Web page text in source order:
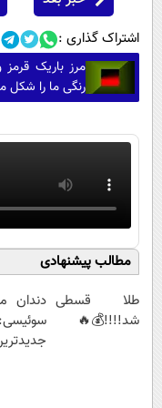
اشتراک گذاری :
مرز باریک
رنگی ما را شکل
مطالب پیشنهادی
طلا قسطی
شد!!!!💰🔥
دندان
سوئیسی: